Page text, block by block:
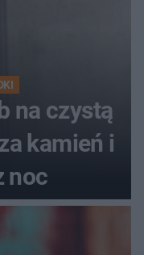
na czystą
kamień i
noc